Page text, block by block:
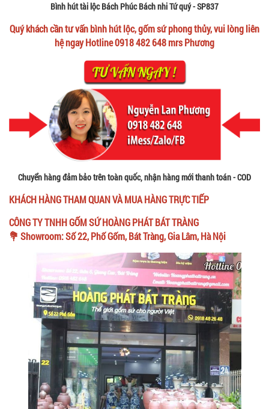
Bình hút tài lộc Bách Phúc Bách nhi Tứ quý - SP837
Quý khách cần tư vấn bình hút lộc, gốm sứ phong thủy, vui lòng liên
hệ ngay Hotline 0918 482 648 mrs Phương
Chuyển hàng đảm bảo trên toàn quốc, nhận hàng mới thanh toán - COD
KHÁCH HÀNG THAM QUAN VÀ MUA HÀNG TRỰC TIẾP
CÔNG TY TNHH GỐM SỨ HOÀNG PHÁT BÁT TRÀNG
💐 Showroom: Số 22, Phố Gốm, Bát Tràng, Gia Lâm, Hà Nội